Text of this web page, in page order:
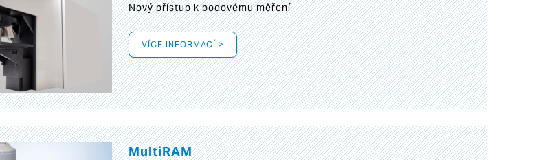
Nový přístup k bodovému měření
VÍCE INFORMACÍ >
MultiRAM